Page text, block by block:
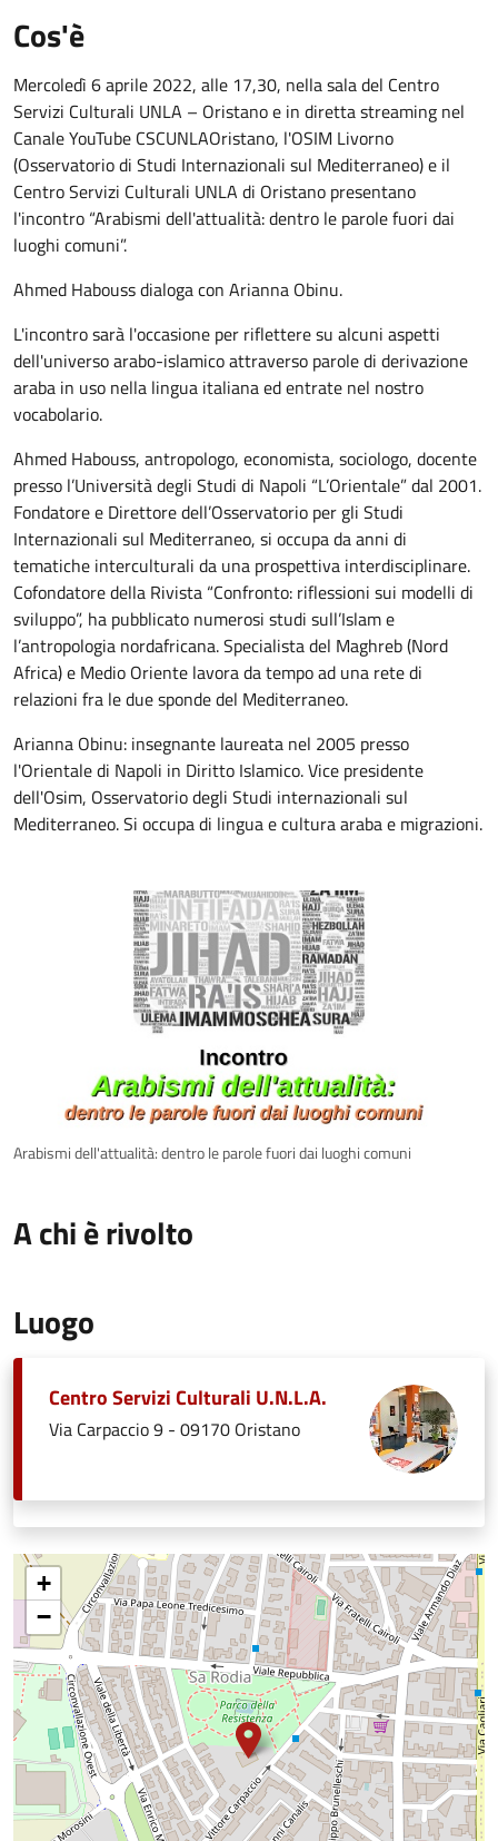
Cos'è
Mercoledì 6 aprile 2022, alle 17,30, nella sala del Centro
Servizi Culturali UNLA – Oristano e in diretta streaming nel
Canale YouTube CSCUNLAOristano, l'OSIM Livorno
(Osservatorio di Studi Internazionali sul Mediterraneo) e il
Centro Servizi Culturali UNLA di Oristano presentano
l'incontro “Arabismi dell'attualità: dentro le parole fuori dai
luoghi comuni”.
Ahmed Habouss dialoga con Arianna Obinu.
L'incontro sarà l'occasione per riflettere su alcuni aspetti
dell'universo arabo-islamico attraverso parole di derivazione
araba in uso nella lingua italiana ed entrate nel nostro
vocabolario.
Ahmed Habouss, antropologo, economista, sociologo, docente
presso l’Università degli Studi di Napoli “L’Orientale” dal 2001.
Fondatore e Direttore dell’Osservatorio per gli Studi
Internazionali sul Mediterraneo, si occupa da anni di
tematiche interculturali da una prospettiva interdisciplinare.
Cofondatore della Rivista “Confronto: riflessioni sui modelli di
sviluppo”, ha pubblicato numerosi studi sull’Islam e
l’antropologia nordafricana. Specialista del Maghreb (Nord
Africa) e Medio Oriente lavora da tempo ad una rete di
relazioni fra le due sponde del Mediterraneo.
Arianna Obinu: insegnante laureata nel 2005 presso
l'Orientale di Napoli in Diritto Islamico. Vice presidente
dell'Osim, Osservatorio degli Studi internazionali sul
Mediterraneo. Si occupa di lingua e cultura araba e migrazioni.
Arabismi dell'attualità: dentro le parole fuori dai luoghi comuni
A chi è rivolto
Luogo
Centro Servizi Culturali U.N.L.A.
Via Carpaccio 9 - 09170 Oristano
+
−